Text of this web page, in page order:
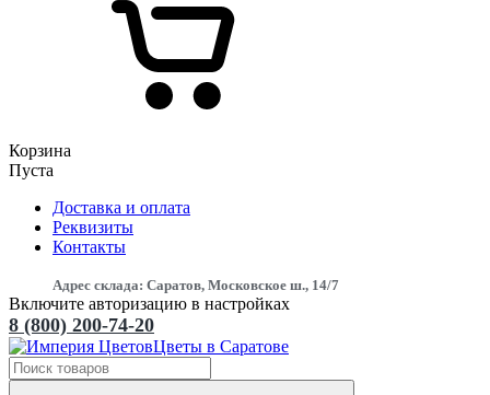
Корзина
Пуста
Доставка и оплата
Реквизиты
Контакты
Адрес склада: Саратов, Московское ш., 14/7
Включите авторизацию в настройках
8 (800) 200-74-20
Цветы в Саратове